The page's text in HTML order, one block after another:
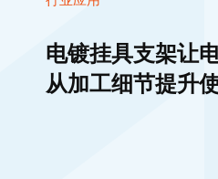
电镀挂具支架让
从加工细节提升